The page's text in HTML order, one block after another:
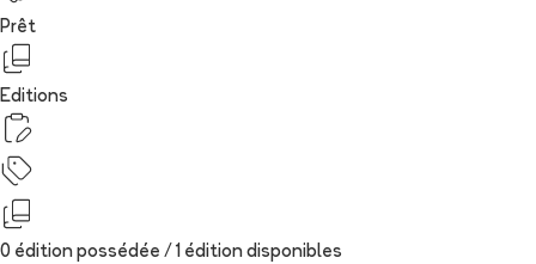
Prêt
Editions
0 édition possédée / 1 édition disponibles